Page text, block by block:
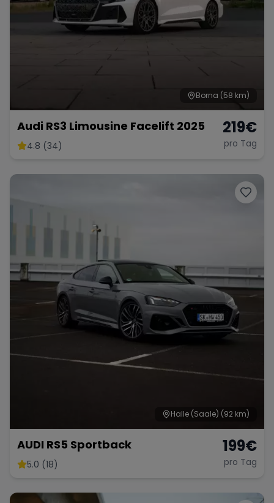
Borna (58 km)
Audi RS3 Limousine Facelift 2025
4.8 (34)
219€
pro Tag
Halle (Saale) (92 km)
AUDI RS5 Sportback
5.0 (18)
199€
pro Tag